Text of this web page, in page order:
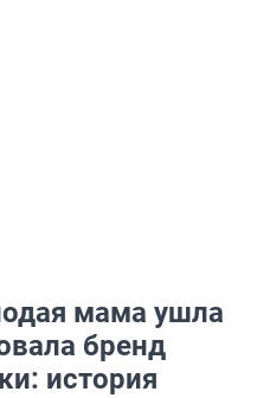
мама ушла
бренд
история